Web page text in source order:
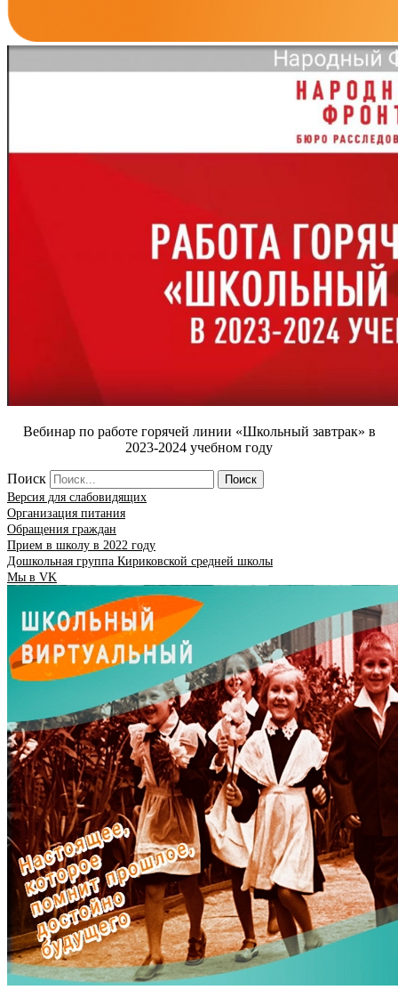
Вебинар по работе горячей линии «Школьный завтрак» в
2023-2024 учебном году
Поиск
Поиск
Версия для слабовидящих
Организация питания
Обращения граждан
Прием в школу в 2022 году
Дошкольная группа Кириковской средней школы
Мы в VK